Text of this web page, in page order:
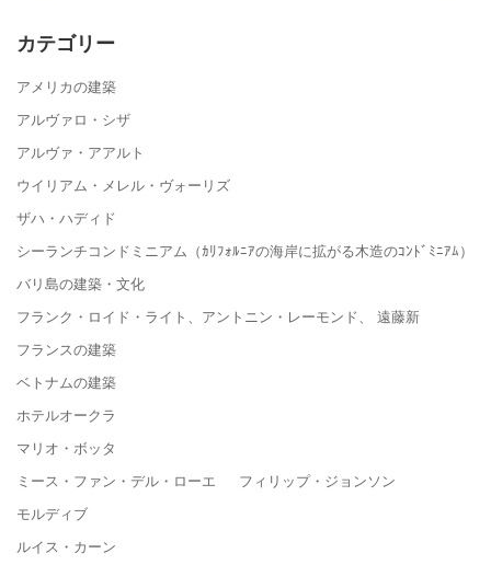
カテゴリー
アメリカの建築
アルヴァロ・シザ
アルヴァ・アアルト
ウイリアム・メレル・ヴォーリズ
ザハ・ハディド
シーランチコンドミニアム（ｶﾘﾌｫﾙﾆｱの海岸に拡がる木造のｺﾝﾄﾞﾐﾆｱﾑ）
バリ島の建築・文化
フランク・ロイド・ライト、アントニン・レーモンド、 遠藤新
フランスの建築
ベトナムの建築
ホテルオークラ
マリオ・ボッタ
ミース・ファン・デル・ローエ フィリップ・ジョンソン
モルディブ
ルイス・カーン